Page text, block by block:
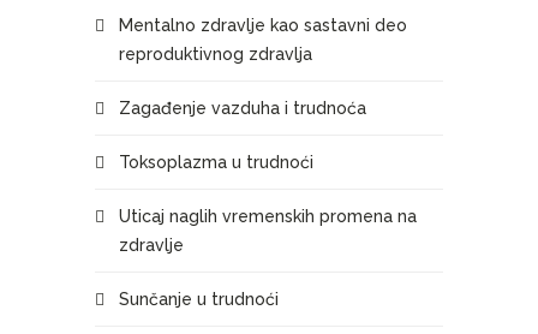
Mentalno zdravlje kao sastavni deo
reproduktivnog zdravlja
Zagađenje vazduha i trudnoća
Toksoplazma u trudnoći
Uticaj naglih vremenskih promena na
zdravlje
Sunčanje u trudnoći